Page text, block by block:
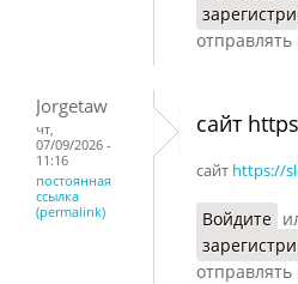
Jorgetaw
чт,
07/09/2026 -
11:16
постоянная
ссылка
(permalink)
сайт
сайт https://
Войдите